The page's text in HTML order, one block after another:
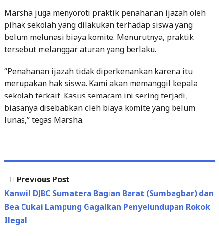
Marsha juga menyoroti praktik penahanan ijazah oleh
pihak sekolah yang dilakukan terhadap siswa yang
belum melunasi biaya komite. Menurutnya, praktik
tersebut melanggar aturan yang berlaku.
“Penahanan ijazah tidak diperkenankan karena itu
merupakan hak siswa. Kami akan memanggil kepala
sekolah terkait. Kasus semacam ini sering terjadi,
biasanya disebabkan oleh biaya komite yang belum
lunas,” tegas Marsha.
Post
navigation
Previous Post
post:
Kanwil DJBC Sumatera Bagian Barat (Sumbagbar) dan
Bea Cukai Lampung Gagalkan Penyelundupan Rokok
Ilegal